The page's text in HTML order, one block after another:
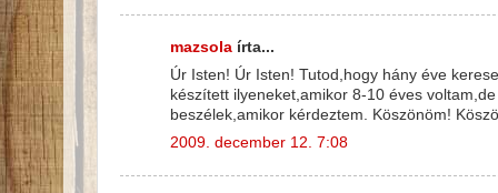
mazsola írta...
Úr Isten! Úr Isten! Tutod,hogy hány éve
készített ilyeneket,amikor 8-10 éves
beszélek,amikor kérdeztem. Köszönöm!
2009. december 12. 7:08